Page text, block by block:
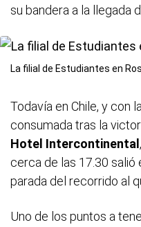
su bandera a la llegada
La filial de Estudiantes en
Todavía en Chile, y con
consumada tras la
Hotel Intercontinental
cerca de las 17.30 salió
parada del recorrido al
Uno de los puntos a